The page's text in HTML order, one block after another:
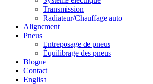
Transmission
Radiateur/Chauffage auto
Alignement
Pneus
Entreposage de pneus
Équilibrage des pneus
Blogue
Contact
English